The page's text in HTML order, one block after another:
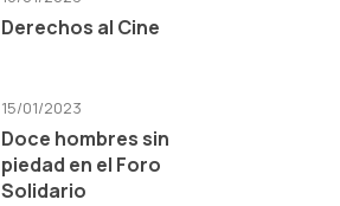
Derechos al Cine
15/01/2023
Doce hombres sin
piedad en el Foro
Solidario